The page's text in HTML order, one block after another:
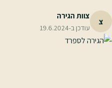
צ
צוות הגירה
עודכן ב-19.6.2024